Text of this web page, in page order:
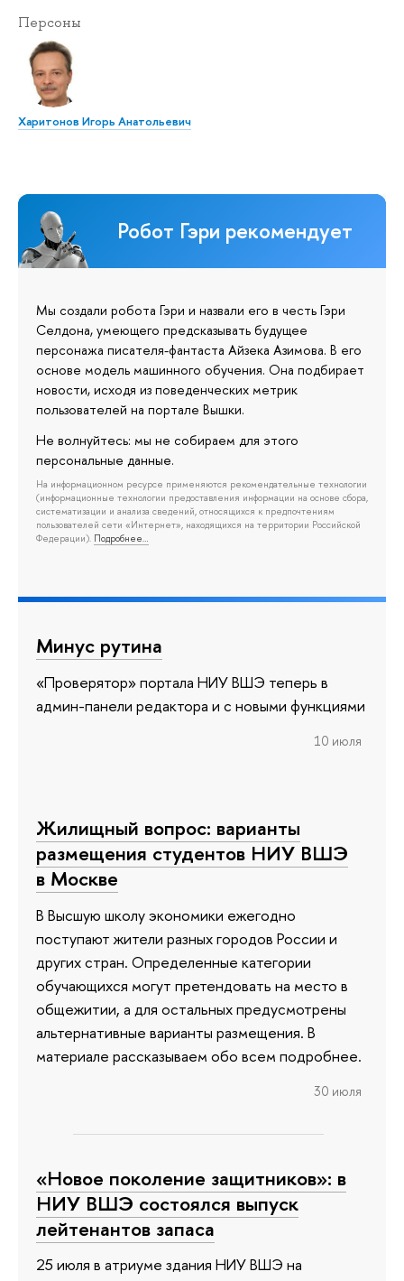
Персоны
Харитонов Игорь Анатольевич
Робот Гэри рекомендует
Мы создали робота Гэри и назвали его в честь Гэри
Селдона, умеющего предсказывать будущее
персонажа писателя-фантаста Айзека Азимова. В его
основе модель машинного обучения. Она подбирает
новости, исходя из поведенческих метрик
пользователей на портале Вышки.
Не волнуйтесь: мы не собираем для этого
персональные данные.
На информационном ресурсе применяются рекомендательные технологии
(информационные технологии предоставления информации на основе сбора,
систематизации и анализа сведений, относящихся к предпочтениям
пользователей сети «Интернет», находящихся на территории Российской
Федерации). Подробнее…
Минус рутина
«Проверятор» портала НИУ ВШЭ теперь в
админ-панели редактора и с новыми функциями
10 июля
Жилищный вопрос: варианты
размещения студентов НИУ ВШЭ
в Москве
В Высшую школу экономики ежегодно
поступают жители разных городов России и
других стран. Определенные категории
обучающихся могут претендовать на место в
общежитии, а для остальных предусмотрены
альтернативные варианты размещения. В
материале рассказываем обо всем подробнее.
30 июля
«Новое поколение защитников»: в
НИУ ВШЭ состоялся выпуск
лейтенантов запаса
25 июля в атриуме здания НИУ ВШЭ на